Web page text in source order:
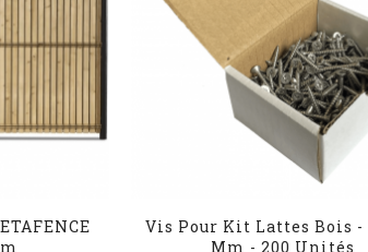
Vis Pour Kit Lattes Bois -
Mm - 200 Unités